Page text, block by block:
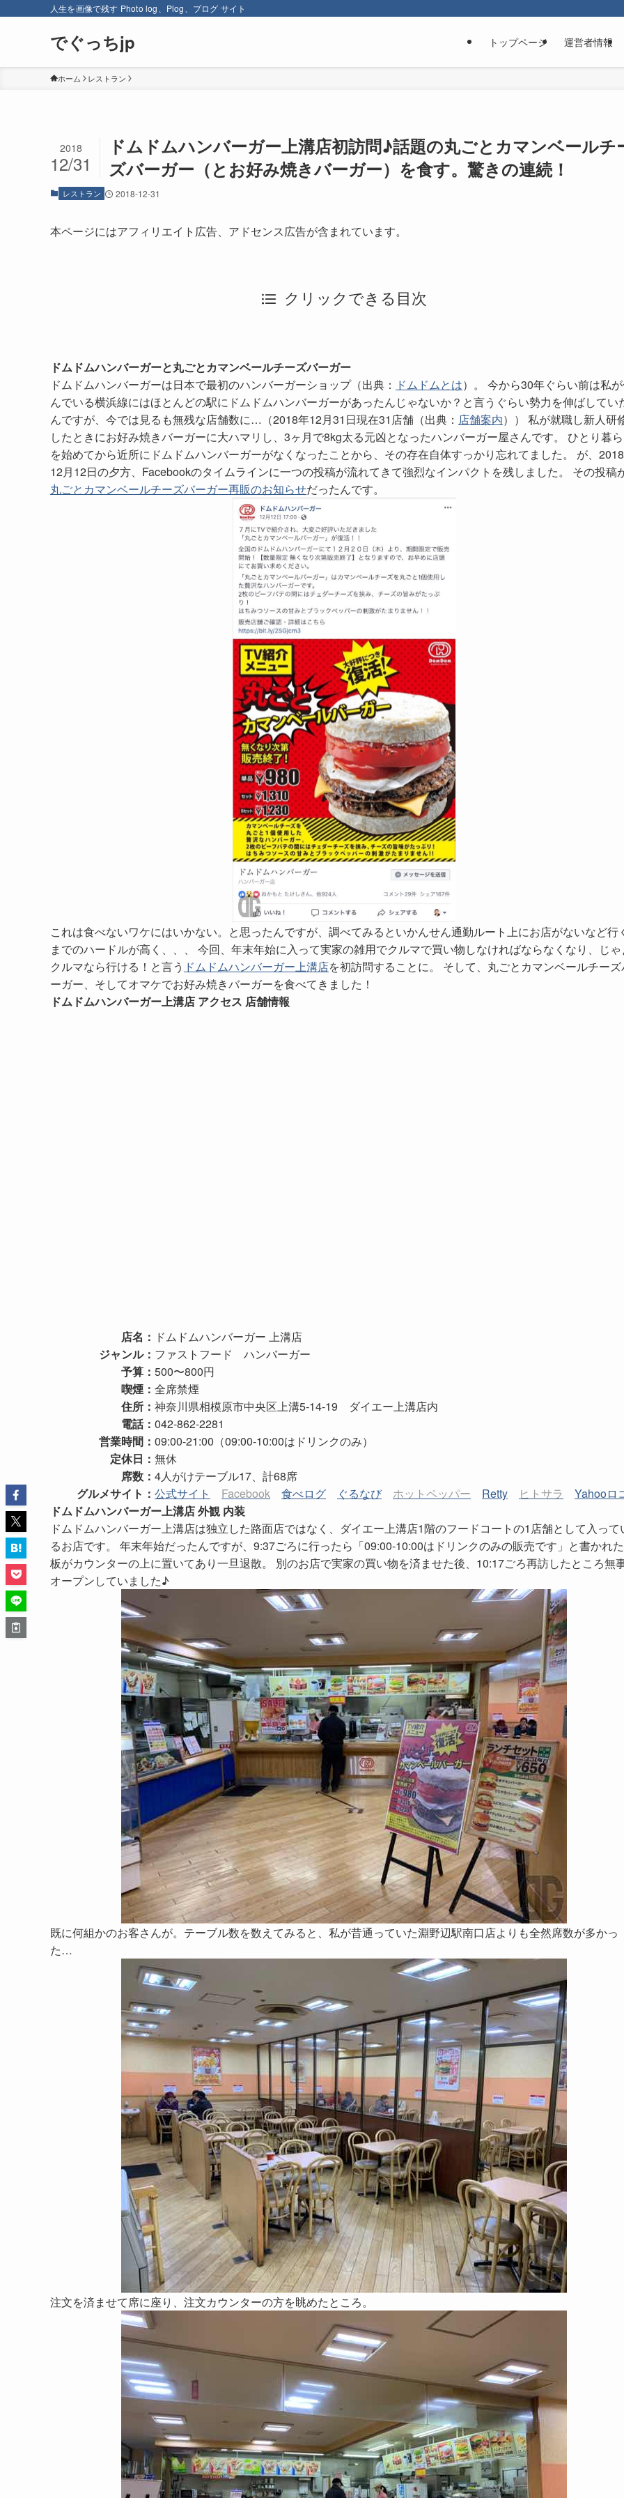
人生を画像で残す Photo log、Plog、プログ サイト
でぐっちjp トップページ 運営者情報
ホーム レストラン
ドムドムハンバーガー上溝店初訪問♪話題の丸ごとカマンベールチ
ズバーガー（とお好み焼きバーガー）を食す。驚きの連続！
2018
12/31
レストラン 2018-12-31
本ページにはアフィリエイト広告、アドセンス広告が含まれています。
クリックできる目次
ドムドムハンバーガーと丸ごとカマンベールチーズバーガー
ドムドムハンバーガーは日本で最初のハンバーガーショップ（出典： ドムドムとは）。 今から30年ぐらい前は私
んでいる横浜線にはほとんどの駅にドムドムハンバーガーがあったんじゃないか？と言うぐらい勢力を伸ばしてい
んですが、今では見るも無残な店舗数に…（2018年12月31日現在31店舗（出典： 店舗案内）） 私が就職し新人研
したときにお好み焼きバーガーに大ハマリし、3ヶ月で8kg太る元凶となったハンバーガー屋さんです。 ひとり暮
を始めてから近所にドムドムハンバーガーがなくなったことから、その存在自体すっかり忘れてました。 が、
12月12日の夕方、Facebookのタイムラインに一つの投稿が流れてきて強烈なインパクトを残しました。 その投稿
丸ごとカマンベールチーズバーガー再販のお知らせだったんです。
これは食べないワケにはいかない。と思ったんですが、調べてみるといかんせん通勤ルート上にお店がないなど行
までのハードルが高く、、、 今回、年末年始に入って実家の雑用でクルマで買い物しなければならなくなり、じ
クルマなら行ける！と言う ドムドムハンバーガー上溝店を初訪問することに。 そして、丸ごとカマンベールチー
ーガー、そしてオマケでお好み焼きバーガーを食べてきました！
ドムドムハンバーガー上溝店 アクセス 店舗情報
店名： ドムドムハンバーガー 上溝店
ジャンル： ファストフード ハンバーガー
予算： 500〜800円
喫煙： 全席禁煙
住所： 神奈川県相模原市中央区上溝5-14-19 ダイエー上溝店内
電話： 042-862-2281
営業時間： 09:00-21:00（09:00-10:00はドリンクのみ）
定休日： 無休
席数： 4人がけテーブル17、計68席
グルメサイト： 公式サイト Facebook 食べログ ぐるなび ホットペッパー Retty ヒトサラ
Yahooロ
ドムドムハンバーガー上溝店 外観 内装
ドムドムハンバーガー上溝店は独立した路面店ではなく、ダイエー上溝店1階のフードコートの1店舗として入って
るお店です。 年末年始だったんですが、9:37ごろに行ったら「09:00-10:00はドリンクのみの販売です」と書かれ
板がカウンターの上に置いてあり一旦退散。 別のお店で実家の買い物を済ませた後、10:17ごろ再訪したところ無
オープンしていました♪
既に何組かのお客さんが。テーブル数を数えてみると、私が昔通っていた淵野辺駅南口店よりも全然席数が多かっ
た…
注文を済ませて席に座り、注文カウンターの方を眺めたところ。